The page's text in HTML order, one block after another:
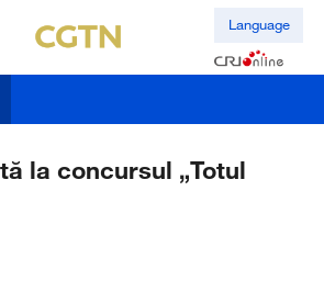
Language
la concursul „Totul